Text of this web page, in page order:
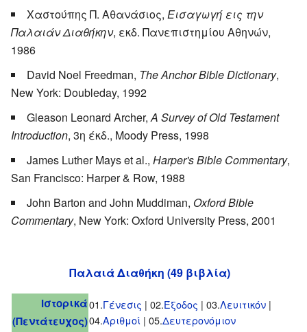
Χαστούπης Π. Αθανάσιος, Εισαγωγή εις την
Παλαιάν Διαθήκην, εκδ. Πανεπιστημίου Αθηνών,
1986
David Noel Freedman, The Anchor Bible Dictionary,
New York: Doubleday, 1992
Gleason Leonard Archer, A Survey of Old Testament
Introduction, 3η έκδ., Moody Press, 1998
James Luther Mays et al., Harper's Bible Commentary,
San Francisco: Harper & Row, 1988
John Barton and John Muddiman, Oxford Bible
Commentary, New York: Oxford University Press, 2001
Παλαιά Διαθήκη (49 βιβλία)
Ιστορικά
(Πεντάτευχος)
01.Γένεσις | 02.Έξοδος | 03.Λευιτικόν |
04.Αριθμοί | 05.Δευτερονόμιον